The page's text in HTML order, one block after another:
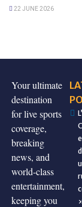
22 JUNE 2026
Your ultimate
destination
for live sports
coverage,
breaking
news, and
world-class
entertainment,
keeping you